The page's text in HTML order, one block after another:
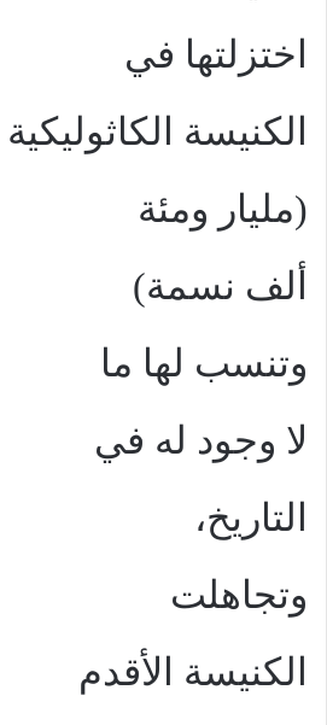
اختزلتها في
الكنيسة الكاثوليكية
(مليار ومئة
ألف نسمة)
وتنسب لها ما
لا وجود له في
التاريخ،
وتجاهلت
الكنيسة الأقدم